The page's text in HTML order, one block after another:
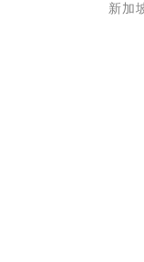
新加